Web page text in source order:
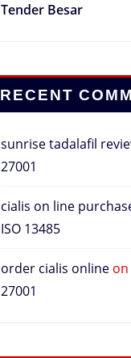
Tender Besar
RECENT
sunrise tadalafil
27001
cialis on line
ISO 13485
order cialis online on
27001